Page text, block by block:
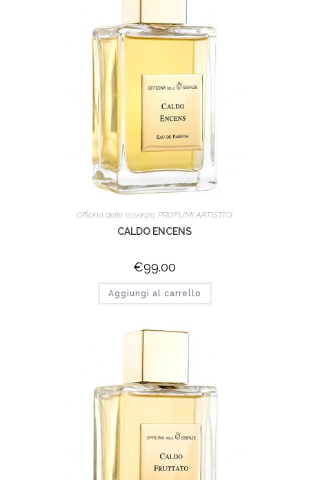
Officina delle essenze PROFUMI ARTISTICI
CALDO ENCENS
€99.00
Aggiungi al carrello